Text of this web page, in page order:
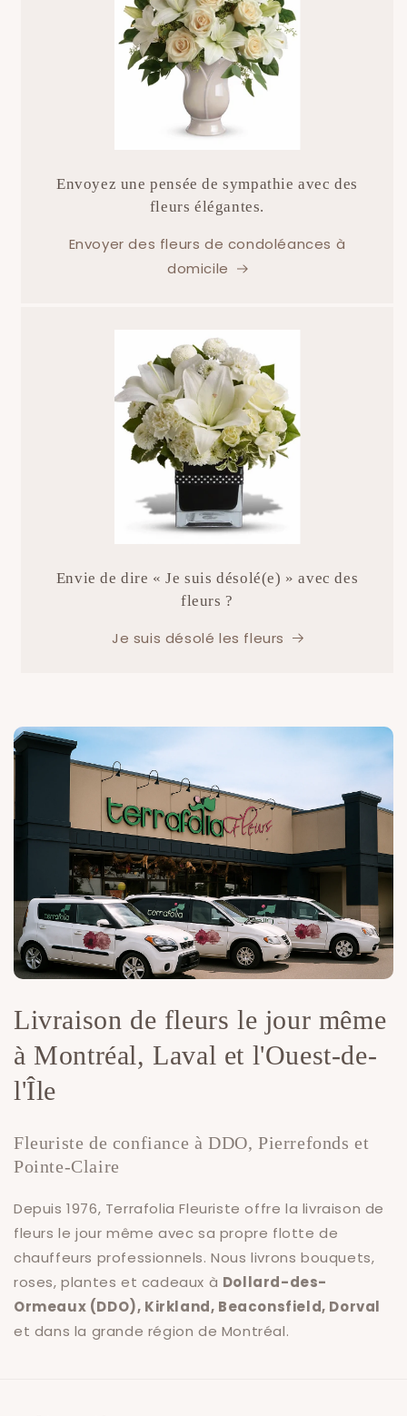
Envoyez une pensée de sympathie avec des
fleurs élégantes.
Envoyer des fleurs de condoléances à
domicile
Envie de dire « Je suis désolé(e) » avec des
fleurs ?
Je suis désolé les fleurs
Livraison de fleurs le jour même
à Montréal, Laval et l'Ouest-de-
l'Île
Fleuriste de confiance à DDO, Pierrefonds et
Pointe-Claire
Depuis 1976, Terrafolia Fleuriste offre la livraison de
fleurs le jour même avec sa propre flotte de
chauffeurs professionnels. Nous livrons bouquets,
roses, plantes et cadeaux à Dollard-des-
Ormeaux (DDO), Kirkland, Beaconsfield, Dorval
et dans la grande région de Montréal.